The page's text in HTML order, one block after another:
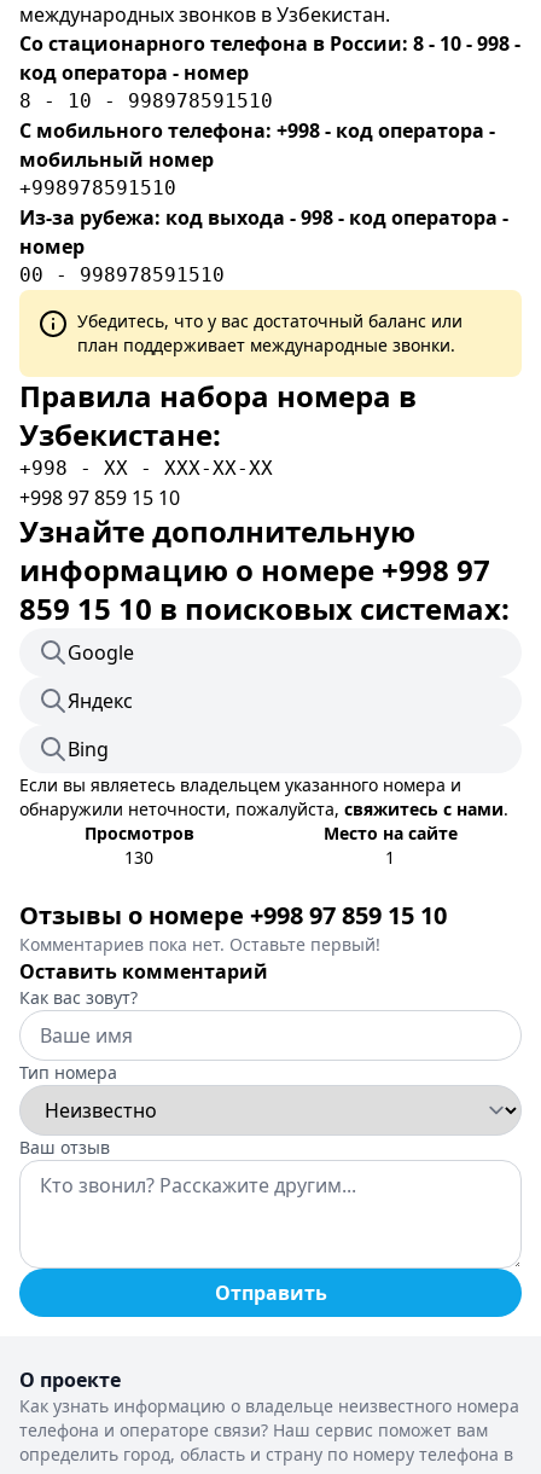
международных звонков в Узбекистан.
Со стационарного телефона в России: 8 - 10 - 998 -
код оператора - номер
8 - 10 - 998978591510
С мобильного телефона: +998 - код оператора -
мобильный номер
+998978591510
Из-за рубежа: код выхода - 998 - код оператора -
номер
00 - 998978591510
Убедитесь, что у вас достаточный баланс или
план поддерживает международные звонки.
Правила набора номера в
Узбекистане:
+998 - XX - XXX-XX-XX
+998 97 859 15 10
Узнайте дополнительную
информацию о номере +998 97
859 15 10 в поисковых системах:
Google
Яндекс
Bing
Если вы являетесь владельцем указанного номера и
обнаружили неточности, пожалуйста, свяжитесь с нами.
Просмотров
130
Место на сайте
1
Отзывы о номере +998 97 859 15 10
Комментариев пока нет. Оставьте первый!
Оставить комментарий
Как вас зовут?
Тип номера
Ваш отзыв
Отправить
О проекте
Как узнать информацию о владельце неизвестного номера
телефона и операторе связи? Наш сервис поможет вам
определить город, область и страну по номеру телефона в